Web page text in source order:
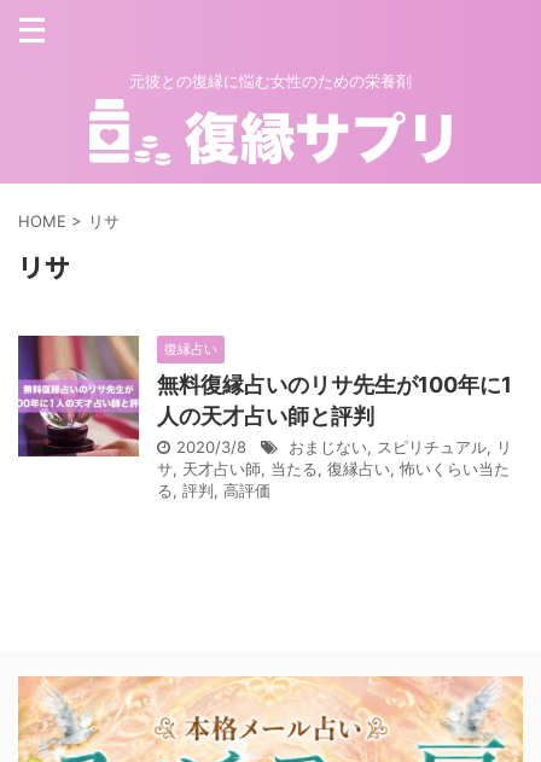
元彼との復縁に悩む女性のための栄養剤
HOME > リサ
リサ
復縁占い
無料復縁占いのリサ先生が100年に1
人の天才占い師と評判
2020/3/8 おまじない, スピリチュアル, リ
サ, 天才占い師, 当たる, 復縁占い, 怖いくらい当た
る, 評判, 高評価